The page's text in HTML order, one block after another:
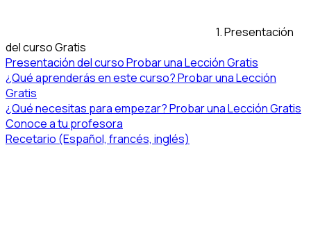
1. Presentación
del cursoGratis
Presentación del cursoProbar una Lección Gratis
¿Qué aprenderás en este curso?Probar una Lección
Gratis
¿Qué necesitas para empezar?Probar una Lección Gratis
Conoce a tu profesora
Recetario (Español, francés, inglés)